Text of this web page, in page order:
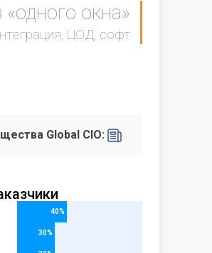
окна»
ЦОД, софт
Global CIO:
40%
30%